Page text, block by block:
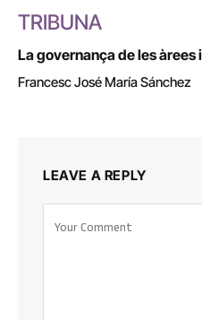
TRIBUNA
La governança de les
Francesc José María Sánchez
LEAVE A REPLY